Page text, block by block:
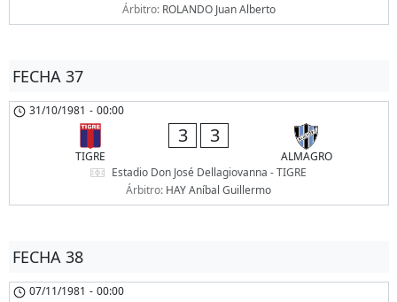
Árbitro: ROLANDO Juan Alberto
FECHA 37
31/10/1981 - 00:00
TIGRE
3 3
ALMAGRO
Estadio Don José Dellagiovanna - TIGRE
Árbitro: HAY Aníbal Guillermo
FECHA 38
07/11/1981 - 00:00